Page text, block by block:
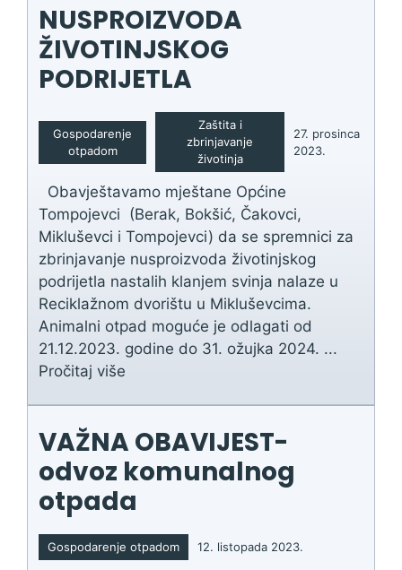
NUSPROIZVODA
ŽIVOTINJSKOG
PODRIJETLA
Gospodarenje
otpadom
Zaštita i
zbrinjavanje
životinja
27. prosinca
2023.
Obavještavamo mještane Općine
Tompojevci (Berak, Bokšić, Čakovci,
Mikluševci i Tompojevci) da se spremnici za
zbrinjavanje nusproizvoda životinjskog
podrijetla nastalih klanjem svinja nalaze u
Reciklažnom dvorištu u Mikluševcima.
Animalni otpad moguće je odlagati od
21.12.2023. godine do 31. ožujka 2024. ...
Pročitaj više
VAŽNA OBAVIJEST-
odvoz komunalnog
otpada
Gospodarenje otpadom 12. listopada 2023.